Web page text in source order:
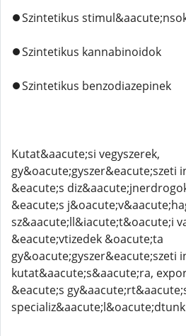
⏺️Szintetikus
⏺️Szintetikus kannabinoidok
⏺️Szintetikus benzodiazepinek
Kutat&aacute;si vegyszerek,
gy&oacute;gyszer&eacute;szeti
&eacute;s
&eacute;s
sz&aacute;ll&iacute;t&oacute;i
&eacute;vtizedek &oacute;ta
gy&oacute;gyszer&eacute;szeti
kutat&aacute;s&aacute;ra,
&eacute;s